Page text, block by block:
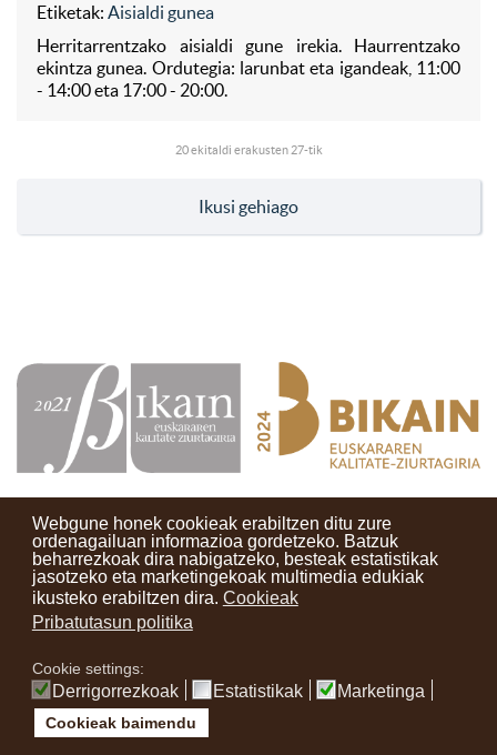
Webgune honek cookieak erabiltzen ditu zure
ordenagailuan informazioa gordetzeko. Batzuk
beharrezkoak dira nabigatzeko, besteak estatistikak
jasotzeko eta marketingekoak multimedia edukiak
ikusteko erabiltzen dira. Cookieak
Pribatutasun politika
Cookie settings:
Derrigorrezkoak Estatistikak Marketinga
Cookieak baimendu
Etiketak: Aisialdi gunea
Herritarrentzako aisialdi gune irekia. Haurrentzako
ekintza gunea. Ordutegia: larunbat eta igandeak, 11:00
- 14:00 eta 17:00 - 20:00.
20ekitaldi erakusten 27-tik
Ikusi gehiago
Kontaktuak Erabilera baldintzak Lege oharra
Berriak
Zure iritzia